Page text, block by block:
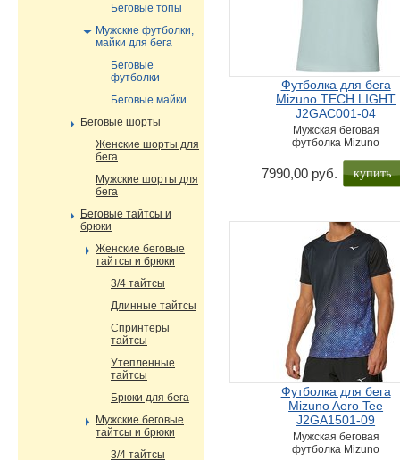
Футболка для бега
Mizuno TECH LIGHT
J2GAC001-04
Мужская беговая
футболка Mizuno
7990,00 руб. купить
Футболка для бега
Mizuno Aero Tee
J2GA1501-09
Мужская беговая
футболка Mizuno
Беговые топы
Мужские футболки,
майки для бега
Беговые
футболки
Беговые майки
Беговые шорты
Женские шорты для
бега
Мужские шорты для
бега
Беговые тайтсы и
брюки
Женские беговые
тайтсы и брюки
3/4 тайтсы
Длинные тайтсы
Спринтеры
тайтсы
Утепленные
тайтсы
Брюки для бега
Мужские беговые
тайтсы и брюки
3/4 тайтсы